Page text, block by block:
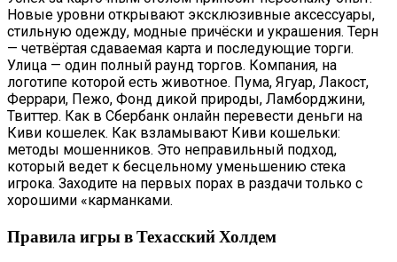
Новые уровни открывают эксклюзивные аксессуары,
стильную одежду, модные причёски и украшения. Терн
— четвёртая сдаваемая карта и последующие торги.
Улица — один полный раунд торгов. Компания, на
логотипе которой есть животное. Пума, Ягуар, Лакост,
Феррари, Пежо, Фонд дикой природы, Ламборджини,
Твиттер. Как в Сбербанк онлайн перевести деньги на
Киви кошелек. Как взламывают Киви кошельки:
методы мошенников. Это неправильный подход,
который ведет к бесцельному уменьшению стека
игрока. Заходите на первых порах в раздачи только с
хорошими «карманками.
Правила игры в Техасский Холдем